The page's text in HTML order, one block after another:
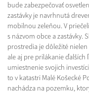
bude zabezpečovať
zastávky je navrhnutá
mobilnou zeleňou. V
s názvom obce a zastávky.
prostredia je dôležité
ale aj pre prilákanie
umiestnenie svojich
to v katastri Malé Košecké
nachádza na pozemku,